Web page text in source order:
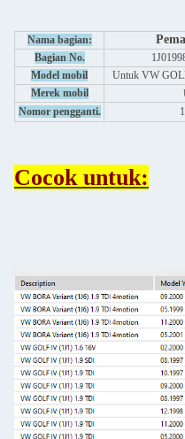
Nama bagian:
Bagian No.
Model mobil Untuk VW
Merek mobil
Nomor pengganti.
Cocok untuk: